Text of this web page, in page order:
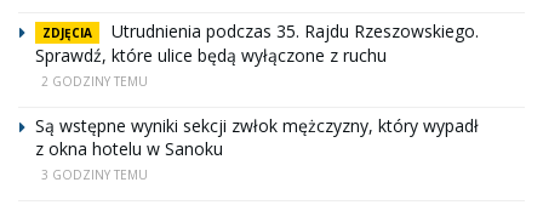
ZDJĘCIA
Utrudnienia podczas 35. Rajdu Rzeszowskiego.
Sprawdź, które ulice będą wyłączone z ruchu
2 GODZINY TEMU
Są wstępne wyniki sekcji zwłok mężczyzny, który wypadł
z okna hotelu w Sanoku
3 GODZINY TEMU